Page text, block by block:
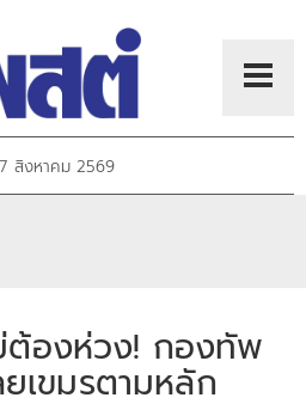
สิงหาคม 2569
ต้องห่วง! กองทัพ
เขมรตามหลัก